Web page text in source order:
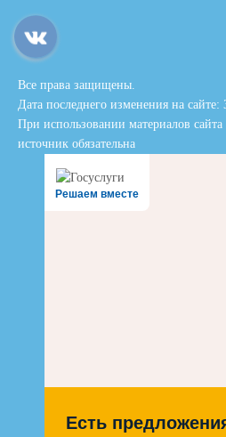
Все права защищены.
Дата последнего изменения на сайте:
При использовании материалов
источник обязательна
Решаем вместе
Есть